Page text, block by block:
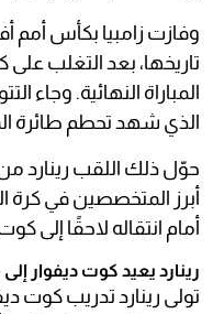
تاريخها، بعد التغلب
المباراة النهائية. وجاء
الذي شهد تحطم طائرة
حوّل ذلك اللقب رينارد
أبرز المتخصصين في كرة
أمام انتقاله لاحقًا إلى
رينارد يعيد كوت ديفوار